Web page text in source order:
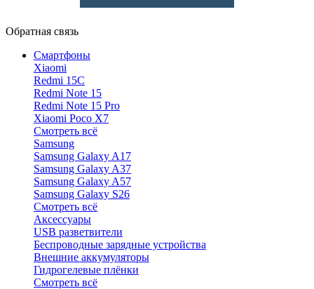
Обратная связь
Смартфоны
Xiaomi
Redmi 15C
Redmi Note 15
Redmi Note 15 Pro
Xiaomi Poco X7
Смотреть всё
Samsung
Samsung Galaxy A17
Samsung Galaxy A37
Samsung Galaxy A57
Samsung Galaxy S26
Смотреть всё
Аксессуары
USB разветвители
Беспроводные зарядные устройства
Внешние аккумуляторы
Гидрогелевые плёнки
Смотреть всё